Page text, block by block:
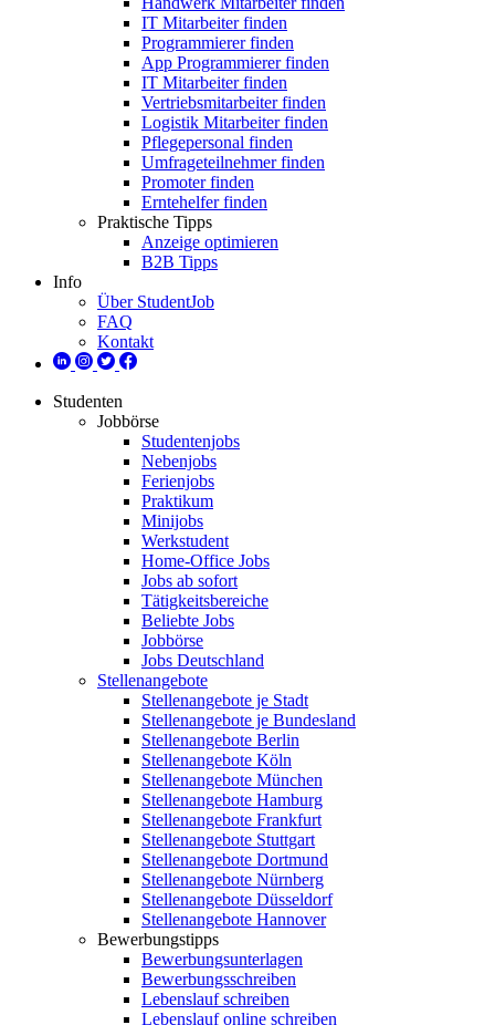
IT Mitarbeiter finden
Programmierer finden
App Programmierer finden
IT Mitarbeiter finden
Vertriebsmitarbeiter finden
Logistik Mitarbeiter finden
Pflegepersonal finden
Umfrageteilnehmer finden
Promoter finden
Erntehelfer finden
Praktische Tipps
Anzeige optimieren
B2B Tipps
Info
Über StudentJob
FAQ
Kontakt
Studenten
Jobbörse
Studentenjobs
Nebenjobs
Ferienjobs
Praktikum
Minijobs
Werkstudent
Home-Office Jobs
Jobs ab sofort
Tätigkeitsbereiche
Beliebte Jobs
Jobbörse
Jobs Deutschland
Stellenangebote
Stellenangebote je Stadt
Stellenangebote je Bundesland
Stellenangebote Berlin
Stellenangebote Köln
Stellenangebote München
Stellenangebote Hamburg
Stellenangebote Frankfurt
Stellenangebote Stuttgart
Stellenangebote Dortmund
Stellenangebote Nürnberg
Stellenangebote Düsseldorf
Stellenangebote Hannover
Bewerbungstipps
Bewerbungsunterlagen
Bewerbungsschreiben
Lebenslauf schreiben
Lebenslauf online schreiben